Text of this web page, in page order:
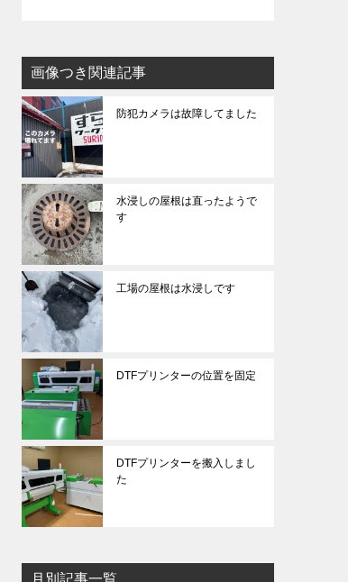
画像つき関連記事
防犯カメラは故障してました
水浸しの屋根は直ったようで
す
工場の屋根は水浸しです
DTFプリンターの位置を固定
DTFプリンターを搬入しまし
た
月別記事一覧